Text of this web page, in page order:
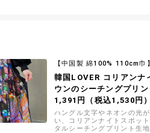
【中国製 綿100% 110cm巾】
韓国LOVER コリアンナ
ウンのシーチングプリン
1,391円（税込1,530円
ハングル文字やネオンの光
い、コリアンナイトスポッ
タルシーチングプリント生